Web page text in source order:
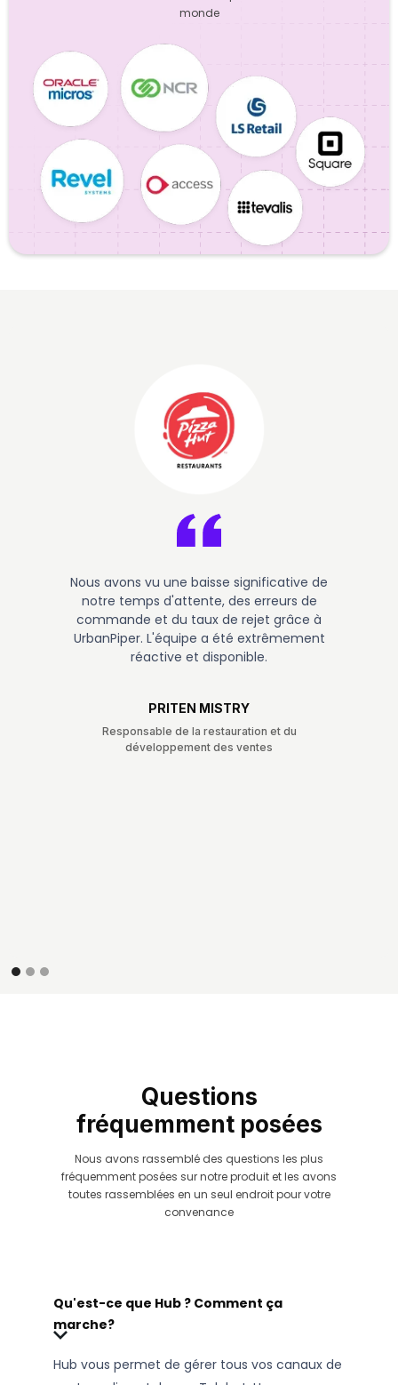
monde
Nous avons vu une baisse significative de
notre temps d'attente, des erreurs de
commande et du taux de rejet grâce à
UrbanPiper. L'équipe a été extrêmement
réactive et disponible.
PRITEN MISTRY
Responsable de la restauration et du
développement des ventes
Questions
fréquemment posées
Nous avons rassemblé des questions les plus
fréquemment posées sur notre produit et les avons
toutes rassemblées en un seul endroit pour votre
convenance
Qu'est-ce que Hub ? Comment ça
marche?
Hub vous permet de gérer tous vos canaux de